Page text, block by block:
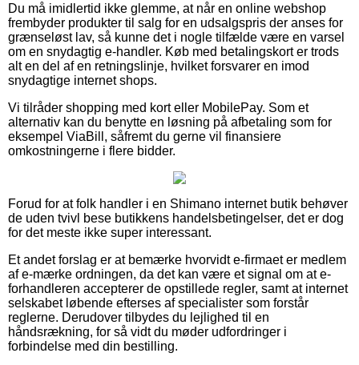
Du må imidlertid ikke glemme, at når en online webshop
frembyder produkter til salg for en udsalgspris der anses for
grænseløst lav, så kunne det i nogle tilfælde være en varsel
om en snydagtig e-handler. Køb med betalingskort er trods
alt en del af en retningslinje, hvilket forsvarer en imod
snydagtige internet shops.
Vi tilråder shopping med kort eller MobilePay. Som et
alternativ kan du benytte en løsning på afbetaling som for
eksempel ViaBill, såfremt du gerne vil finansiere
omkostningerne i flere bidder.
Forud for at folk handler i en Shimano internet butik behøver
de uden tvivl bese butikkens handelsbetingelser, det er dog
for det meste ikke super interessant.
Et andet forslag er at bemærke hvorvidt e-firmaet er medlem
af e-mærke ordningen, da det kan være et signal om at e-
forhandleren accepterer de opstillede regler, samt at internet
selskabet løbende efterses af specialister som forstår
reglerne. Derudover tilbydes du lejlighed til en
håndsrækning, for så vidt du møder udfordringer i
forbindelse med din bestilling.